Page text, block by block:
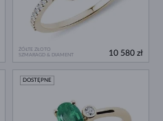
ŻÓŁTE ZŁOTO
SZMARAGD & DIAMENT
10 580 zł
DOSTĘPNE